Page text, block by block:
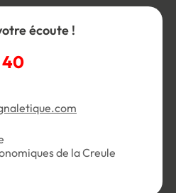
écoute !
40
de la Creule